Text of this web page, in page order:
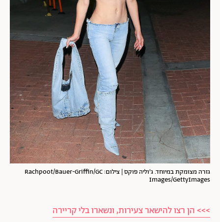
גזרה מצומקת במיוחד. ג'וליה פוקס | צילום: Rachpoot/Bauer-Griffin/GC
Images/GettyImages
>>> הן רצו להישאר צעירות, ונשארו בלי קריירה